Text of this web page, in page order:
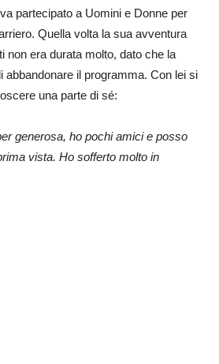
partecipato a Uomini e Donne per
Quella volta la sua avventura
non era durata molto, dato che la
abbandonare il programma. Con lei si
una parte di sé:
generosa, ho pochi amici e posso
vista. Ho sofferto molto in